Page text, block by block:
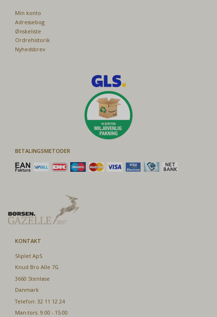
Min konto
Adressebog
Ønskeliste
Ordrehistorik
Nyhedsbrev
BETALINGSMETODER
KONTAKT
Sliplet ApS
Knud Bro Alle 7G
3660 Stenløse
Danmark
Telefon: 32 11 12 24
Man-tors. 9.00 - 15.00